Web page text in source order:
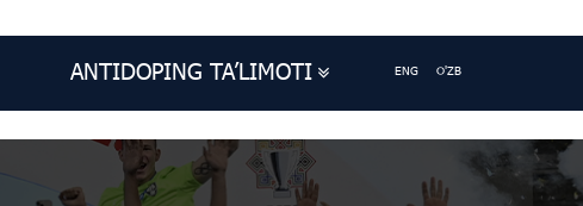
ANTIDOPING TA’LIMOTI ENG O'ZB